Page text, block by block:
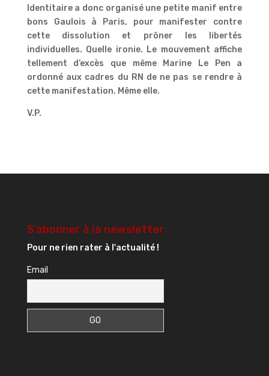
Identitaire a donc organisé une petite manif entre
bons Gaulois à Paris, pour manifester contre
cette dissolution et prôner les libertés
individuelles. Quelle ironie. Le mouvement affiche
tellement d’excès que même Marine Le Pen a
ordonné aux cadres du RN de ne pas se rendre à
cette manifestation. Même elle.
V.P.
S’abonner à la newsletter
Pour ne rien rater à l'actualité !
Email